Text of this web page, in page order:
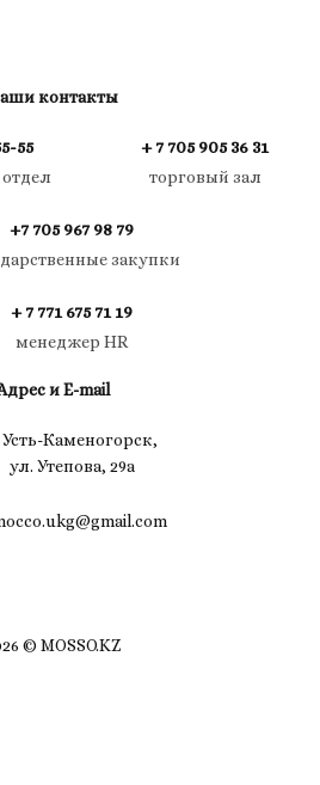
контакты
55 + 7 705 905 36 31
торговый зал
+7 705 967 98 79
закупки
+ 7 771 675 71 19
менеджер HR
и E-mail
Усть-Каменогорск,
ул. Утепова, 29а
© MOSSO.KZ